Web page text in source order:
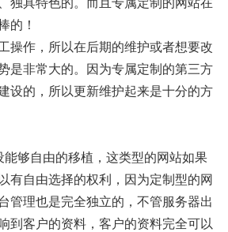
独具特色的。而且专属定制的网站在
的！
操作，所以在后期的维护或者想要改
是非常大的。因为专属定制的第三方
设的，所以更新维护起来是十分的方
能够自由的移植，这类型的网站如果
有自由选择的权利，因为定制型的网
管理也是完全独立的，不管服务器出
到客户的资料，客户的资料完全可以